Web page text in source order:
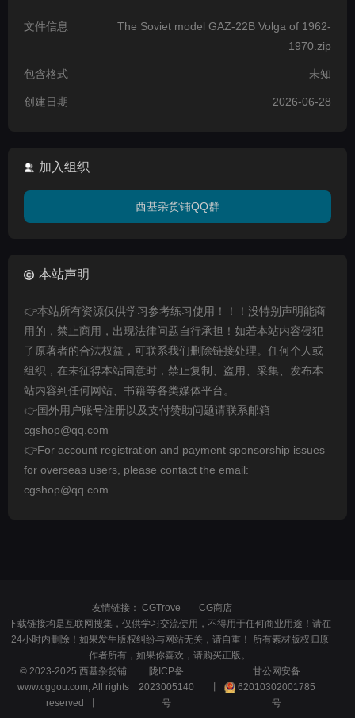
文件信息
The Soviet model GAZ-22B Volga of 1962-
1970.zip
包含格式 未知
创建日期 2026-06-28
加入组织
西基杂货铺QQ群
本站声明
👉本站所有资源仅供学习参考练习使用！！！没特别声明能商
用的，禁止商用，出现法律问题自行承担！如若本站内容侵犯
了原著者的合法权益，可联系我们删除链接处理。任何个人或
组织，在未征得本站同意时，禁止复制、盗用、采集、发布本
站内容到任何网站、书籍等各类媒体平台。
👉国外用户账号注册以及支付赞助问题请联系邮箱
cgshop@qq.com
👉For account registration and payment sponsorship issues
for overseas users, please contact the email:
cgshop@qq.com.
友情链接： CGTrove
CG商店
下载链接均是互联网搜集，仅供学习交流使用，不得用于任何商业用途！请在
24小时内删除！如果发生版权纠纷与网站无关，请自重！ 所有素材版权归原
作者所有，如果你喜欢，请购买正版。
© 2023-2025 西基杂货铺
www.cggou.com, All rights
reserved 丨
陇ICP备
2023005140
号
甘公网安备
62010302001785
号